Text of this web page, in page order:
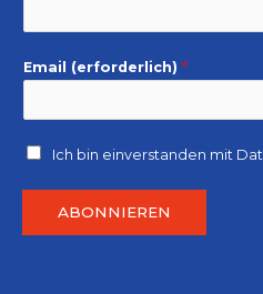
Email (erforderlich) *
Ich bin einverstanden mit
ABONNIEREN